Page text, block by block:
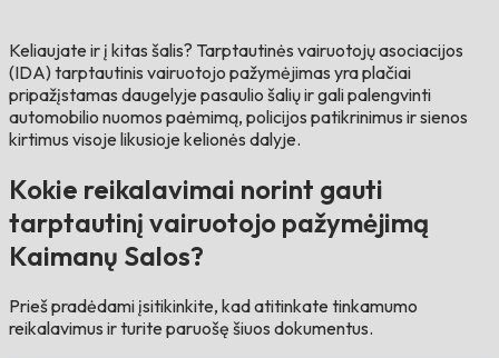
Keliaujate ir į kitas šalis? Tarptautinės vairuotojų asociacijos
(IDA) tarptautinis vairuotojo pažymėjimas yra plačiai
pripažįstamas daugelyje pasaulio šalių ir gali palengvinti
automobilio nuomos paėmimą, policijos patikrinimus ir sienos
kirtimus visoje likusioje kelionės dalyje.
Kokie reikalavimai norint gauti
tarptautinį vairuotojo pažymėjimą
Kaimanų Salos?
Prieš pradėdami įsitikinkite, kad atitinkate tinkamumo
reikalavimus ir turite paruošę šiuos dokumentus.